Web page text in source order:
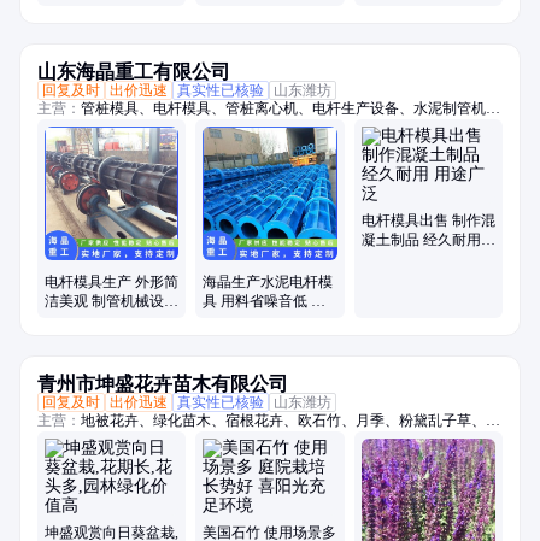
山东海晶重工有限公司
回复及时 出价迅速 真实性已核验
山东潍坊
主营： 管桩模具、电杆模具、管桩离心机、电杆生产设备、水泥制管机、
混凝土管设备
电杆模具生产 外形简
洁美观 制管机械设备
海晶生产水泥电杆模
具 用料省噪音低 制
电杆模具出售 制作混
凝土制品 经久耐用
青州市坤盛花卉苗木有限公司
回复及时 出价迅速 真实性已核验
山东潍坊
主营： 地被花卉、绿化苗木、宿根花卉、欧石竹、月季、粉黛乱子草、时
令草花、菊花
坤盛观赏向日葵盆栽, 美国石竹 使用场景多